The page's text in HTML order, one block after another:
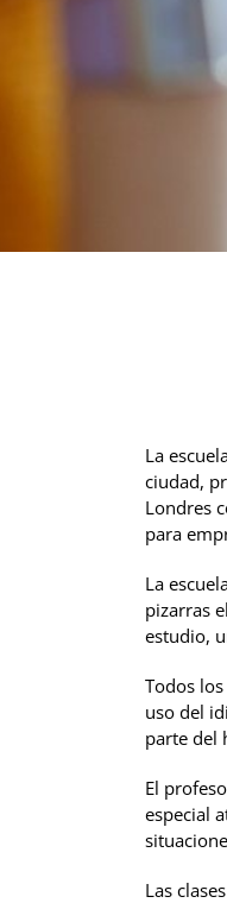
La
ciudad,
Londres
para
La
pizarras
estudio,
Todos
uso del
parte del
El
especial
Las